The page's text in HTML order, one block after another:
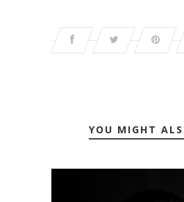
YOU MIGHT